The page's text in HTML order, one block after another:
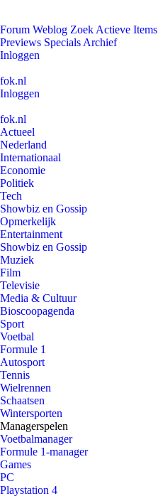
Forum Weblog Zoek Actieve Items
Previews Specials Archief
Inloggen
fok.nl
Inloggen
fok.nl
Actueel
Nederland
Internationaal
Economie
Politiek
Tech
Showbiz en Gossip
Opmerkelijk
Entertainment
Showbiz en Gossip
Muziek
Film
Televisie
Media & Cultuur
Bioscoopagenda
Sport
Voetbal
Formule 1
Autosport
Tennis
Wielrennen
Schaatsen
Wintersporten
Managerspelen
Voetbalmanager
Formule 1-manager
Games
PC
Playstation 4